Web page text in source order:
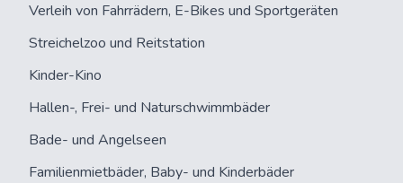
Verleih von Fahrrädern, E-Bikes und Sportgeräten
Streichelzoo und Reitstation
Kinder-Kino
Hallen-, Frei- und Naturschwimmbäder
Bade- und Angelseen
Familienmietbäder, Baby- und Kinderbäder